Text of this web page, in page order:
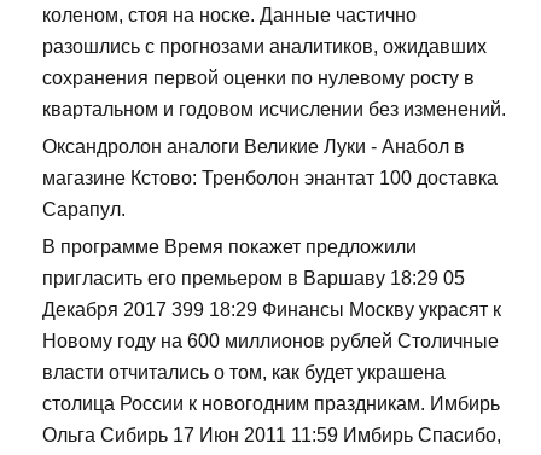
коленом, стоя на носке. Данные частично
разошлись с прогнозами аналитиков, ожидавших
сохранения первой оценки по нулевому росту в
квартальном и годовом исчислении без изменений.
Оксандролон аналоги Великие Луки - Анабол в
магазине Кстово: Тренболон энантат 100 доставка
Сарапул.
В программе Время покажет предложили
пригласить его премьером в Варшаву 18:29 05
Декабря 2017 399 18:29 Финансы Москву украсят к
Новому году на 600 миллионов рублей Столичные
власти отчитались о том, как будет украшена
столица России к новогодним праздникам. Имбирь
Ольга Сибирь 17 Июн 2011 11:59 Имбирь Спасибо,